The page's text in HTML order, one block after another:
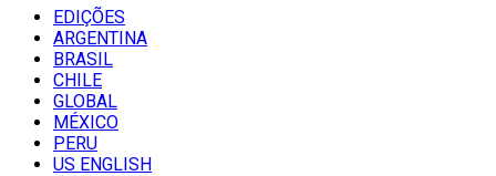
EDIÇÕES
ARGENTINA
BRASIL
CHILE
GLOBAL
MÉXICO
PERU
US ENGLISH